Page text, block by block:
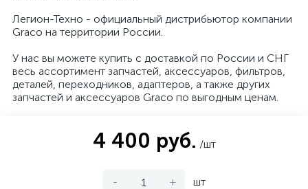
Легион-Техно - официальный дистрибьютор компании
Graco на территории России.
У нас вы можете купить с доставкой по России и СНГ
весь ассортимент запчастей, аксессуаров, фильтров,
деталей, переходников, адаптеров, а также других
запчастей и аксессуаров Graco по выгодным ценам.
4 400 руб. /шт
- + шт